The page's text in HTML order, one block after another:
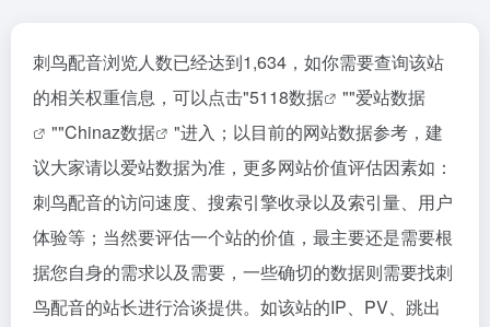
刺鸟配音浏览人数已经达到1,634，如你需要查询该站
的相关权重信息，可以点击"5118数据 ""爱站数据
""Chinaz数据
"进入；以目前的网站数据参考，建
议大家请以爱站数据为准，更多网站价值评估因素如：
刺鸟配音的访问速度、搜索引擎收录以及索引量、用户
体验等；当然要评估一个站的价值，最主要还是需要根
据您自身的需求以及需要，一些确切的数据则需要找刺
鸟配音的站长进行洽谈提供。如该站的IP、PV、跳出